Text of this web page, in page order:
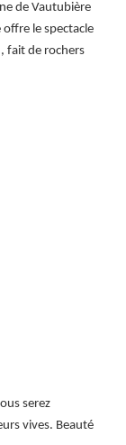
de Vautubière
le spectacle
fait de rochers
serez
vives. Beauté